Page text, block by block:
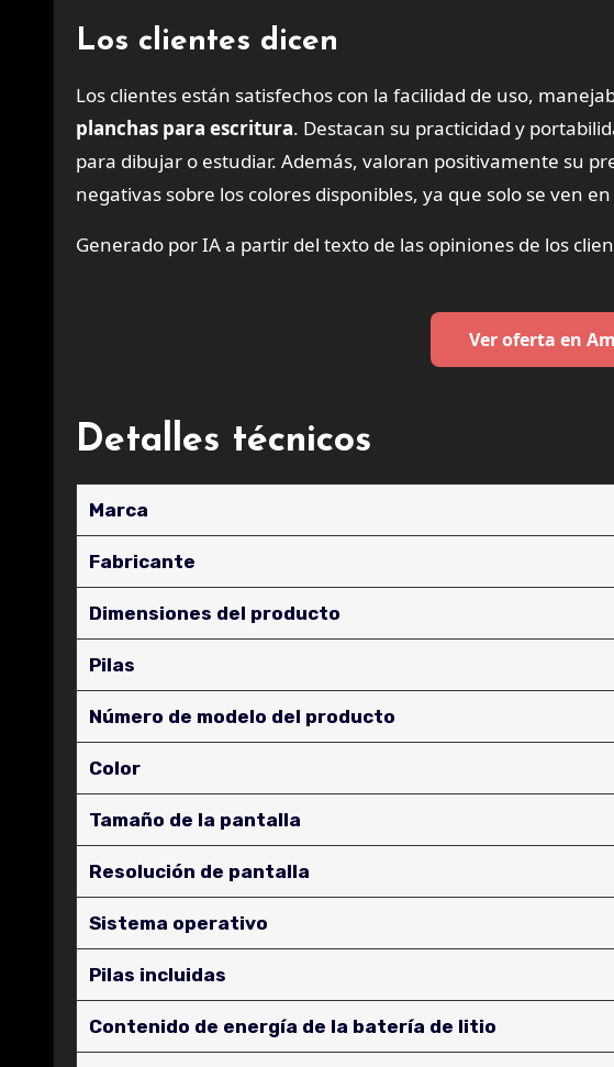
Los clientes dicen
Los clientes están satisfechos con la facilidad de uso,
planchas para escritura. Destacan su practicidad y
para dibujar o estudiar. Además, valoran positivamente su
negativas sobre los colores disponibles, ya que solo se ven
Generado por IA a partir del texto de las opiniones de los
Ver oferta en
Detalles técnicos
Marca
Fabricante
Dimensiones del producto
Pilas
Número de modelo del producto
Color
Tamaño de la pantalla
Resolución de pantalla
Sistema operativo
Pilas incluidas
Contenido de energía de la batería de litio